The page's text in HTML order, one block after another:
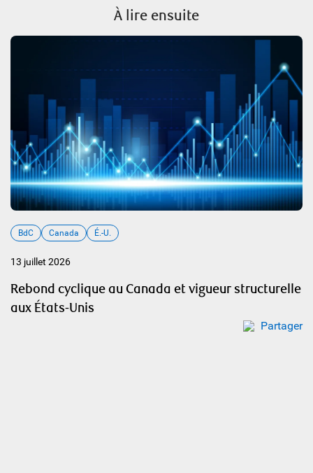
À lire ensuite
BdC Canada É.-U.
13 juillet 2026
Rebond cyclique au Canada et vigueur structurelle
aux États-Unis
Partager